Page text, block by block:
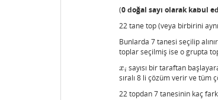
(0 doğal sayı olarak kabul
22 tane top (veya birbirini
Bunlarda 7 tanesi seçilip
toplar seçilmiş ise o grupta
xi
xi sayısı bir taraftan
sıralı 8 li çözüm verir ve
22 topdan 7 tanesinin kaç